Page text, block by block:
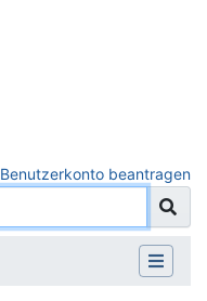
Benutzerkonto beantragen